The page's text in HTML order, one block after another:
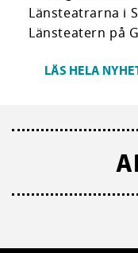
Länsteatrarna i
Länsteatern på
LÄS HELA